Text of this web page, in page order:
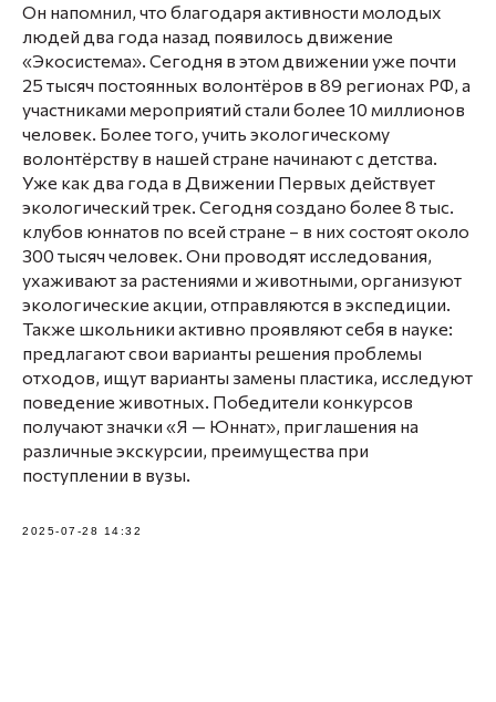
Он напомнил, что благодаря активности молодых
людей два года назад появилось движение
«Экосистема». Сегодня в этом движении уже почти
25 тысяч постоянных волонтёров в 89 регионах РФ, а
участниками мероприятий стали более 10 миллионов
человек. Более того, учить экологическому
волонтёрству в нашей стране начинают с детства.
Уже как два года в Движении Первых действует
экологический трек. Сегодня создано более 8 тыс.
клубов юннатов по всей стране – в них состоят около
300 тысяч человек. Они проводят исследования,
ухаживают за растениями и животными, организуют
экологические акции, отправляются в экспедиции.
Также школьники активно проявляют себя в науке:
предлагают свои варианты решения проблемы
отходов, ищут варианты замены пластика, исследуют
поведение животных. Победители конкурсов
получают значки «Я — Юннат», приглашения на
различные экскурсии, преимущества при
поступлении в вузы.
2025-07-28 14:32